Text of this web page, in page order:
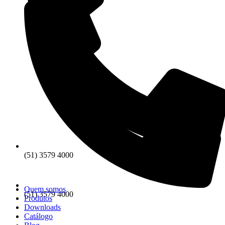
(51) 3579 4000
(51) 3579 4000
Quem somos
Produtos
Downloads
Catálogo